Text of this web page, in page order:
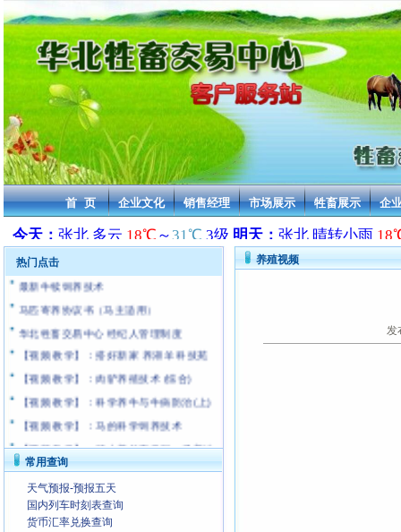
首 页 企业文化 销售经理 市场展示 牲畜展示 企
热门点击
2013年活牛交易价格 华北牲畜交易中心
2013年活驴交易价格 华北牲畜交易中心
2013年活马交易价格 华北牲畜交易中心
2013年骆驼交易价格 华北牲畜交易中心
2013年骡子交易价格 华北牲畜交易中心
2013年活羊交易价格 华北牲畜交易中心
[通告]:近年来无良中介和商贩严重抄袭本站
华北牲畜交易中心 乘车路线及车票价格
最新牛犊饲养技术
马匹寄养协议书（马主适用）
华北牲畜交易中心 经纪人管理制度
【视频 教学】：搭好新家 养湖羊 科技苑
【视频 教学】：肉驴养殖技术 (综合)
【视频 教学】：科学养牛与牛病防治(上)
【视频 教学】：马的科学饲养技术
【视频 教学】：硕士养羊有学问；子姜地
下有玄机
常用查询
天气预报-预报五天
国内列车时刻表查询
货币汇率兑换查询
养殖视频
发